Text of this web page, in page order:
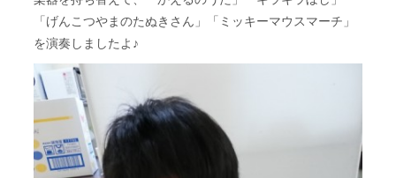
「げんこつやまのたぬきさん」「ミッキーマウスマーチ」
を演奏しましたよ♪